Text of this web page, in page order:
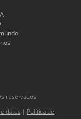
reservados
datos | Política de